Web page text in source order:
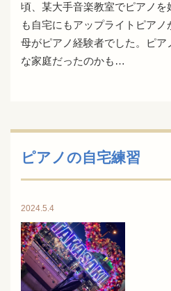
頃、某大手音楽教室でピアノを
も自宅にもアップライトピアノ
母がピアノ経験者でした。ピア
な家庭だったのかも…
ピアノの自宅練習
2024.5.4